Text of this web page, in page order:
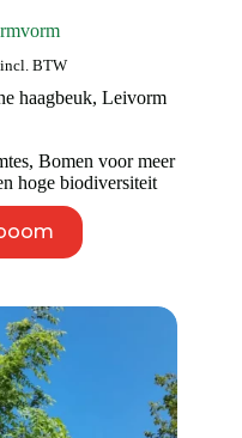
incl. BTW
haagbeuk,Leivorm
, Bomen voor meer
hoge biodiversiteit